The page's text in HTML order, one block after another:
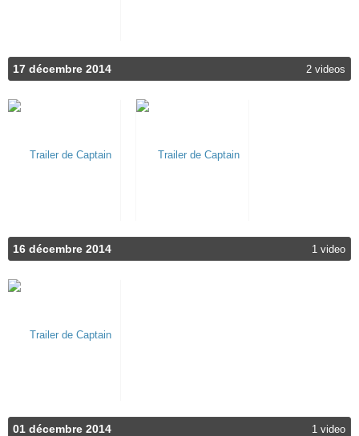
17 décembre 2014 2 videos
16 décembre 2014 1 video
01 décembre 2014 1 video